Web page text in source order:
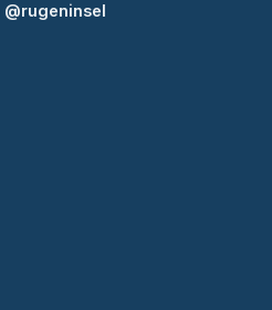
@rugeninsel